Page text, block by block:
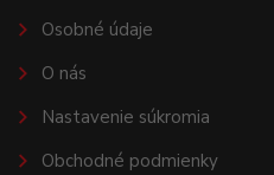
Osobné údaje
O nás
Nastavenie súkromia
Obchodné podmienky